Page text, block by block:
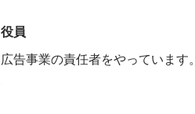
役員
広告事業の責任者をやっています。